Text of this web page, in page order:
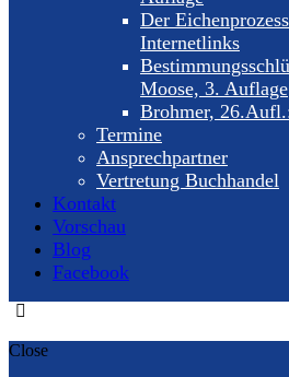
Der
Internetlinks
Moose, 3. Auflage
Brohmer,
Termine
Ansprechpartner
Vertretung Buchhandel
Kontakt
Vorschau
Blog
Facebook
Close